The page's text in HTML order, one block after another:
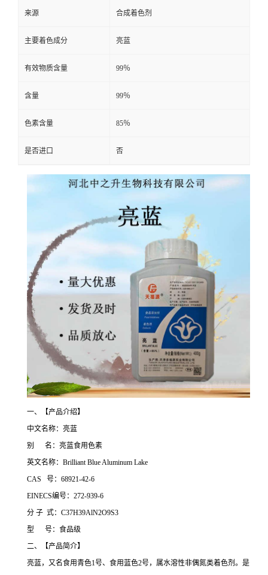
来源 合成着色剂
主要着色成分 亮蓝
有效物质含量 99％
含量 99％
色素含量 85％
是否进口 否
一、【产品介绍】
中文名称：亮蓝
别 名：亮蓝食用色素
英文名称：Brilliant Blue Aluminum Lake
CAS 号：68921-42-6
EINECS编号：272-939-6
分 子 式：C37H39AlN2O9S3
型 号：食品级
二、【产品简介】
亮蓝，又名食用青色1号、食用蓝色2号，属水溶性非偶氮类着色剂。是